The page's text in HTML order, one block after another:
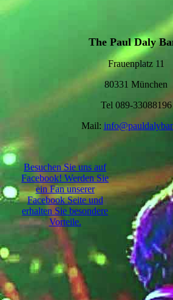
The Paul Daly
Frauenplatz 11
80331 München
Tel 089-33088196
Mail:
Besuchen Sie uns auf
Facebook! Werden Sie
ein Fan unserer
Facebook Seite und
erhalten Sie besondere
Vorteile.